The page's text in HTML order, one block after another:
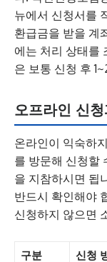
뉴에서 신청서를
환급금을 받을 계
에는 처리 상태를
은 보통 신청 후
오프라인 신
온라인이 익숙하
를 방문해 신청할
을 지참하시면 됩
반드시 확인해야
신청하지 않으면
구분 신청